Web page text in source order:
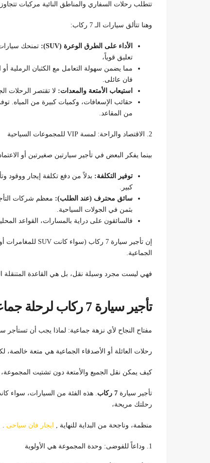
تتطلب رحلات السفاري والمناطق النائية مركبات
وهنا تتألق سيارات الـ 7 ركاب:
الأداء على الطرق الوعرة (SUV):
تعليق قوياً،
مما يضمن سهولة التعامل مع الكثبان الرملية أو
فان عائلى.
استيعاب الأمتعة والمعدات: لا تقتصر الرحلات
حقائب الإسعافات، وكميات كبيرة من المياه.
من المقاعد.
2. الاقتصاد والراحة: لمسة VIP للمجموعات السياحية
بينما يفكر البعض في تأجير سيارتين صغيرتين أو الاعتماد على
توفير التكلفة: بدلاً من دفع تكلفة إيجار ووقود
كبير.
سائق محترف (عند الطلب): معظم شركات
بثمن في الجولات السياحية.
فالسائقون على دراية بالمسارات، القواعد
الجماعية.
فهي ليست مجرد وسيلة نقل، بل هي القاعدة المتنقلة
تأجير سيارة 7 ركاب لرحلة جماعية ناجحة
مفتاح النجاح لأي نزهة جماعية: لماذا يجب أن تستأجر سيارة 7
رحلات العائلة أو الأصدقاء الجماعية هي متعة خالصة،
كيف يمكن نقل الجميع والأمتعة دون تشتيت المجموعة،
تأجير سيارة 7 ركاب
رحلتك مريحة،
منظمة، وناجحة من البداية للنهاية , ايجار فان سياحى .
1. وداعاً للفوضى: وحدة المجموعة هي الأولوية